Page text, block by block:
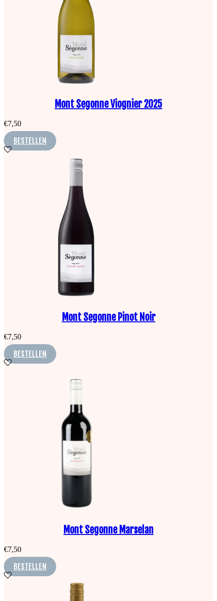
Mont Segonne Viognier 2025
€7,50
BESTELLEN
Mont Segonne Pinot Noir
€7,50
BESTELLEN
Mont Segonne Marselan
€7,50
BESTELLEN